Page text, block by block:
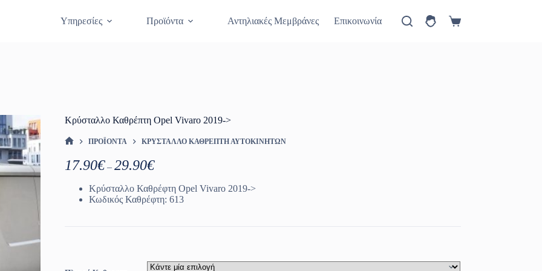
Υπηρεσίες Προϊόντα Αντηλιακές Μεμβράνες Επικοινωνία
Καλάθι
Κρύσταλλο Καθρέπτη Opel Vivaro 2019->
ΠΡΟΪΌΝΤΑ ΚΡΎΣΤΑΛΛΟ ΚΑΘΡΈΠΤΗ ΑΥΤΟΚΙΝΗΤΩΝ
17.90€ – 29.90€Price
range:
17.90€
through
29.90€
Κρύσταλλο Καθρέφτη Opel Vivaro 2019->
Κωδικός Καθρέφτη: 613